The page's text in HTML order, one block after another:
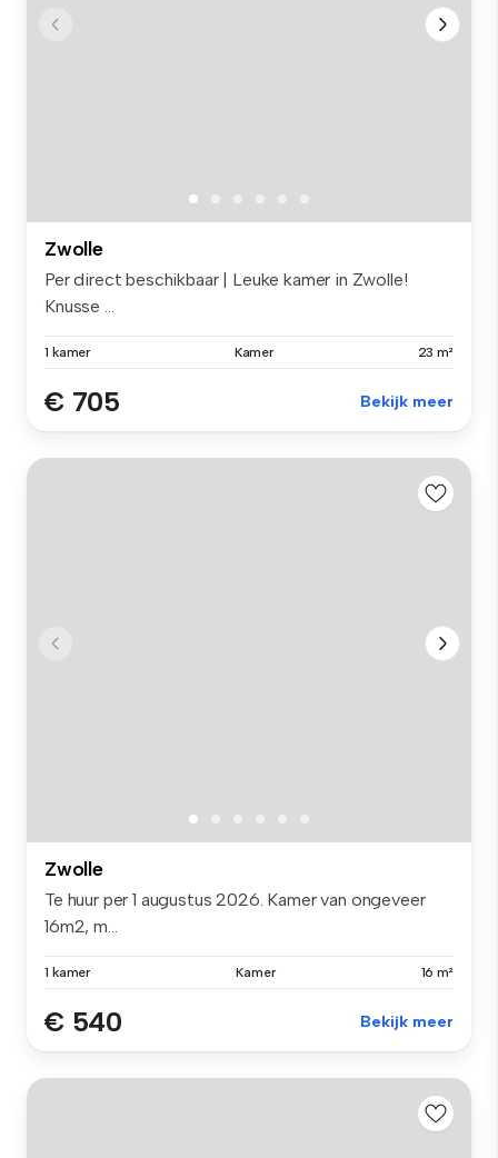
Zwolle
Per direct beschikbaar | Leuke kamer in Zwolle!
Knusse ...
1 kamer Kamer 23 m²
€ 705 Bekijk meer
Zwolle
Te huur per 1 augustus 2026. Kamer van ongeveer
16m2, m...
1 kamer Kamer 16 m²
€ 540 Bekijk meer